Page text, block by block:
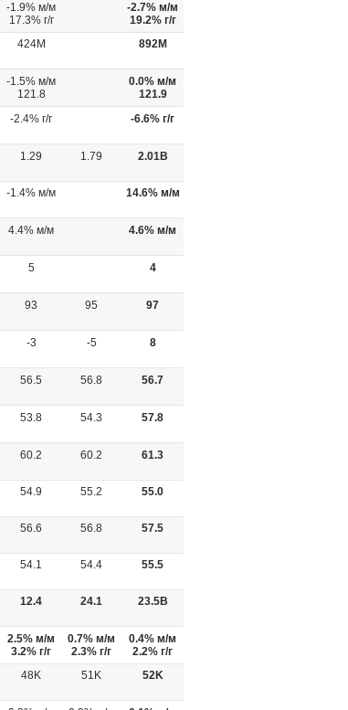
-1.9% м/м
17.3% г/г
-2.7% м/м
19.2% г/г
424M 892M
-1.5% м/м
121.8
0.0% м/м
121.9
-2.4% г/г -6.6% г/г
1.29 1.79 2.01B
-1.4% м/м 14.6% м/м
4.4% м/м 4.6% м/м
5 4
93 95 97
-3 -5 8
56.5 56.8 56.7
53.8 54.3 57.8
60.2 60.2 61.3
54.9 55.2 55.0
56.6 56.8 57.5
54.1 54.4 55.5
12.4 24.1 23.5B
2.5% м/м
3.2% г/г
0.7% м/м
2.3% г/г
0.4% м/м
2.2% г/г
48K 51K 52K